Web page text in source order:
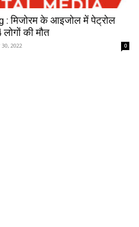
मिजोरम के आइजोल में पेट्रोल
की मौत
2022 0